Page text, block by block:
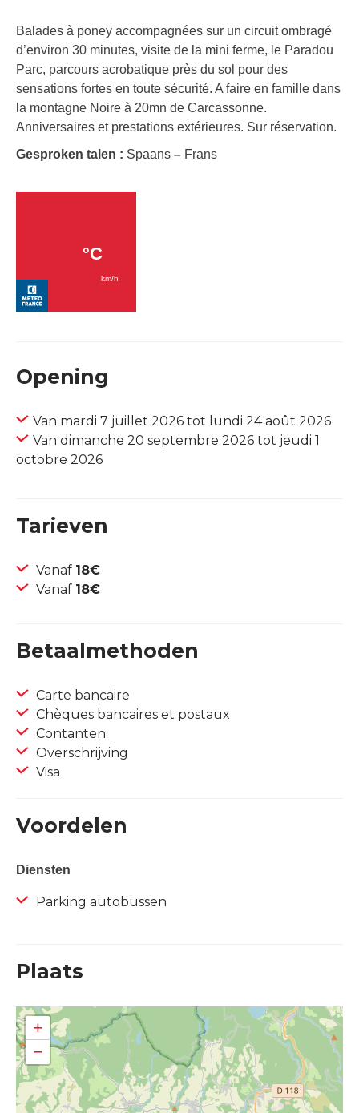
Balades à poney accompagnées sur un circuit ombragé
d’environ 30 minutes, visite de la mini ferme, le Paradou
Parc, parcours acrobatique près du sol pour des
sensations fortes en toute sécurité. A faire en famille dans
la montagne Noire à 20mn de Carcassonne.
Anniversaires et prestations extérieures. Sur réservation.
Gesproken talen : Spaans – Frans
Opening
Van mardi 7 juillet 2026 tot lundi 24 août 2026
Van dimanche 20 septembre 2026 tot jeudi 1
octobre 2026
Tarieven
Vanaf 18€
Vanaf 18€
Betaalmethoden
Carte bancaire
Chèques bancaires et postaux
Contanten
Overschrijving
Visa
Voordelen
Diensten
Parking autobussen
Plaats
+
−